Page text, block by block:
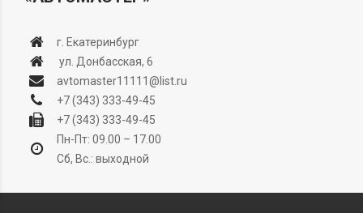
г. Екатеринбург
ул. Донбасская, 6
avtomaster11111@list.ru
+7 (343) 333-49-45
+7 (343) 333-49-45
Пн-Пт: 09.00 – 17.00
Сб, Вс.: выходной